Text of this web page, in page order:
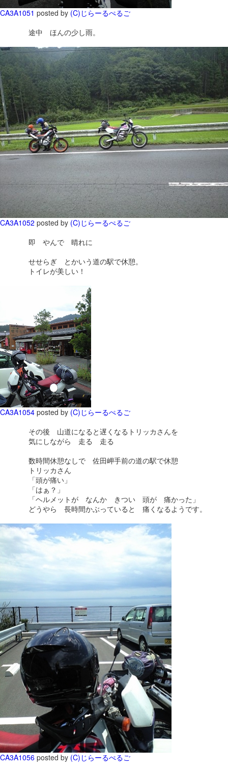
CA3A1051 posted by (C)じらーるぺるご
途中 ほんの少し雨。
CA3A1052 posted by (C)じらーるぺるご
即 やんで 晴れに
せせらぎ とかいう道の駅で休憩。
トイレが美しい！
CA3A1054 posted by (C)じらーるぺるご
その後 山道になると遅くなるトリッカさんを
気にしながら 走る 走る
数時間休憩なしで 佐田岬手前の道の駅で休憩
トリッカさん
「頭が痛い」
「はぁ？」
「ヘルメットが なんか きつい 頭が 痛かった」
どうやら 長時間かぶっていると 痛くなるようです。
CA3A1056 posted by (C)じらーるぺるご